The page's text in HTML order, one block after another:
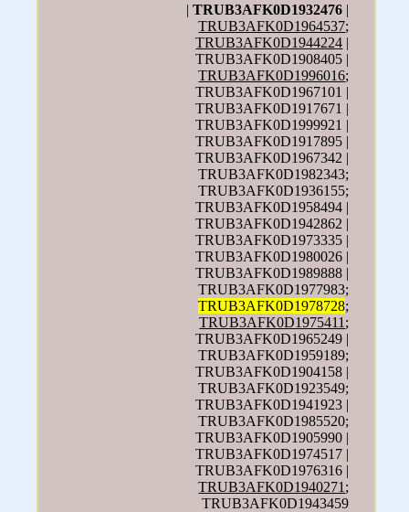
|TRUB3AFK0D1932476 |
TRUB3AFK0D1964537;
TRUB3AFK0D1944224 |
TRUB3AFK0D1908405 |
TRUB3AFK0D1996016;
TRUB3AFK0D1967101 |
TRUB3AFK0D1917671 |
TRUB3AFK0D1999921 |
TRUB3AFK0D1917895 |
TRUB3AFK0D1967342 |
TRUB3AFK0D1982343;
TRUB3AFK0D1936155;
TRUB3AFK0D1958494 |
TRUB3AFK0D1942862 |
TRUB3AFK0D1973335 |
TRUB3AFK0D1980026 |
TRUB3AFK0D1989888 |
TRUB3AFK0D1977983;
TRUB3AFK0D1978728;
TRUB3AFK0D1975411 ;
TRUB3AFK0D1965249 |
TRUB3AFK0D1959189;
TRUB3AFK0D1904158 |
TRUB3AFK0D1923549;
TRUB3AFK0D1941923 |
TRUB3AFK0D1985520;
TRUB3AFK0D1905990 |
TRUB3AFK0D1974517 |
TRUB3AFK0D1976316 |
TRUB3AFK0D1940271 ;
TRUB3AFK0D1943459